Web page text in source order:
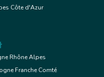
Côte d'Azur
Rhône Alpes
Franche Comté